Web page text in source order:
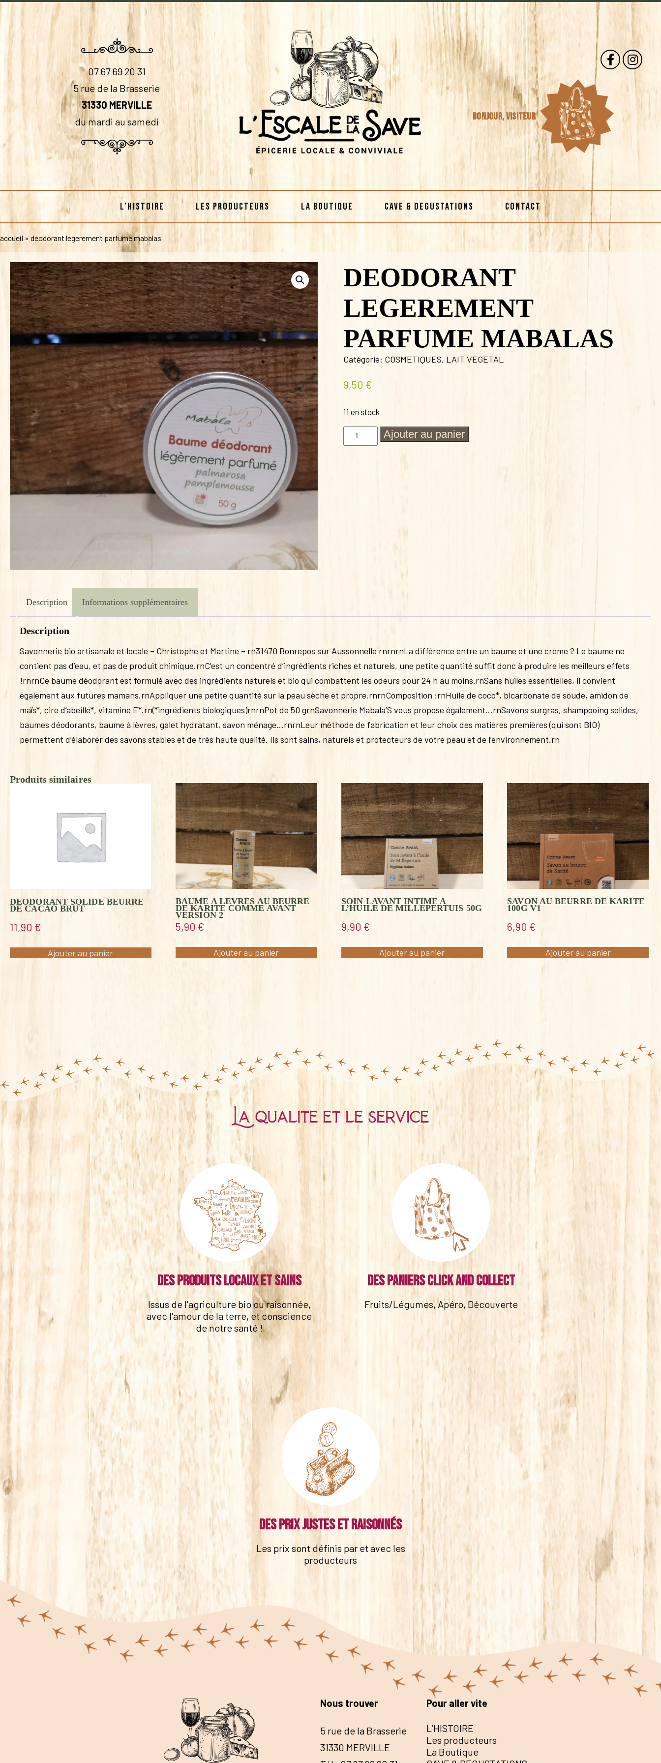
07 67 69 20 31
5 rue de la Brasserie
31330 MERVILLE
du mardi au samedi
Bonjour,visiteur
L’HISTOIRE LES PRODUCTEURS LA BOUTIQUE CAVE & DEGUSTATIONS CONTACT
accueil » deodorant legerement parfume mabalas
DEODORANT
LEGEREMENT
PARFUME MABALAS
Catégorie: COSMETIQUES, LAIT VEGETAL
9,50 €
11 en stock
quantité
Ajouter au panier
Description Informations supplémentaires
Description
Savonnerie bio artisanale et locale – Christophe et Martine – rn31470 Bonrepos sur Aussonnelle rnrnrnLa différence entre un baume et une crème ? Le baume ne
contient pas d’eau, et pas de produit chimique.rnC’est un concentré d’ingrédients riches et naturels, une petite quantité suffit donc à produire les meilleurs effets
!rnrnCe baume déodorant est formulé avec des ingrédients naturels et bio qui combattent les odeurs pour 24 h au moins.rnSans huiles essentielles, il convient
également aux futures mamans.rnAppliquer une petite quantité sur la peau sèche et propre.rnrnComposition :rnHuile de coco*, bicarbonate de soude, amidon de
maïs*, cire d’abeille*, vitamine E*.rn(*ingrédients biologiques)rnrnPot de 50 grnSavonnerie Mabala’S vous propose également…rnSavons surgras, shampooing solides,
baumes déodorants, baume à lèvres, galet hydratant, savon ménage…rnrnLeur méthode de fabrication et leur choix des matières premières (qui sont BIO)
permettent d’élaborer des savons stables et de très haute qualité. Ils sont sains, naturels et protecteurs de votre peau et de l’environnement.rn
Produits similaires
DEODORANT SOLIDE BEURRE
DE CACAO BRUT
11,90 €
Ajouter au panier
BAUME A LEVRES AU BEURRE
DE KARITE COMME AVANT
VERSION 2
5,90 €
Ajouter au panier
SOIN LAVANT INTIME A
L’HUILE DE MILLEPERTUIS 50G
9,90 €
Ajouter au panier
SAVON AU BEURRE DE KARITE
100G V1
6,90 €
Ajouter au panier
La qualité et le service
Des produits locaux et sains
Issus de l'agriculture bio ou raisonnée,
avec l'amour de la terre, et conscience
de notre santé !
Des paniers click and collect
Fruits/Légumes, Apéro, Découverte
Des prix justes et raisonnés
Les prix sont définis par et avec les
producteurs
Nous trouver
5 rue de la Brasserie
31330 MERVILLE
Pour aller vite
L’HISTOIRE
Les producteurs
La Boutique